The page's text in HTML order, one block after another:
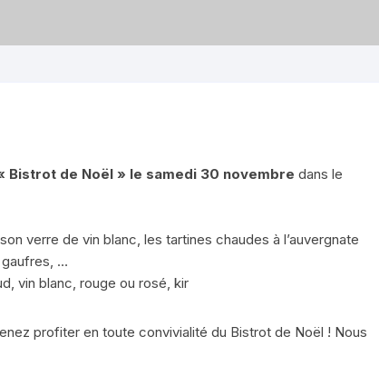
Bistrot de Noël » le samedi 30 novembre dans le
verre de vin blanc, les tartines chaudes à l’auvergnate
…
vin blanc, rouge ou rosé, kir
profiter en toute convivialité du Bistrot de Noël ! Nous